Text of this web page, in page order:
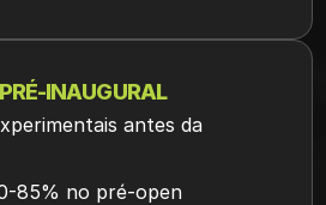
INAUGURAL
antes da
85% no pré-open